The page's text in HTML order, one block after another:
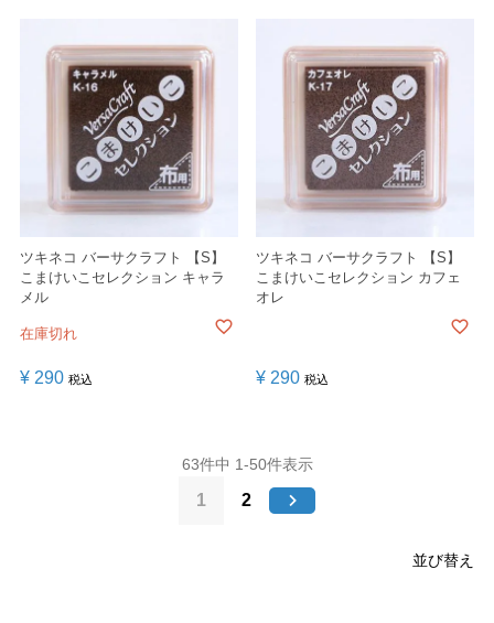
ツキネコ バーサクラフト 【S】
こまけいこセレクション キャラ
メル
在庫切れ
¥ 290 税込
ツキネコ バーサクラフト 【S】
こまけいこセレクション カフェ
オレ
¥ 290 税込
並び替え
63件中 1-50件表示
1 2